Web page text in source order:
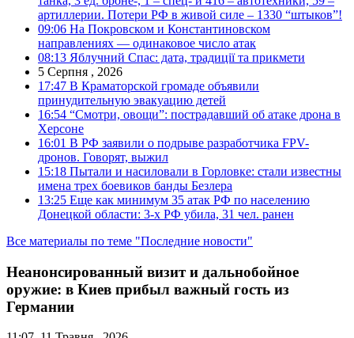
артиллерии. Потери РФ в живой силе – 1330 “штыков”!
09:06 На Покровском и Константиновском
направлениях — одинаковое число атак
08:13 Яблучний Спас: дата, традиції та прикмети
5 Серпня , 2026
17:47 В Краматорской громаде объявили
принудительную эвакуацию детей
16:54 “Смотри, овощи”: пострадавший об атаке дрона в
Херсоне
16:01 В РФ заявили о подрыве разработчика FPV-
дронов. Говорят, выжил
15:18 Пытали и насиловали в Горловке: стали известны
имена трех боевиков банды Безлера
13:25 Еще как минимум 35 атак РФ по населению
Донецкой области: 3-х РФ убила, 31 чел. ранен
Все материалы по теме "Последние новости"
Неанонсированный визит и дальнобойное
оружие: в Киев прибыл важный гость из
Германии